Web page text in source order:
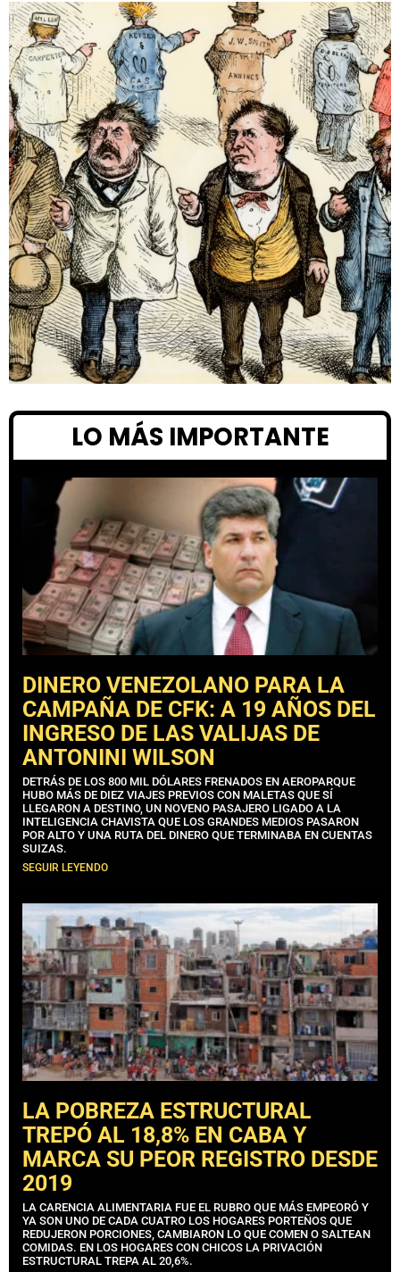
LO MÁS IMPORTANTE
DINERO VENEZOLANO PARA LA
CAMPAÑA DE CFK: A 19 AÑOS DEL
INGRESO DE LAS VALIJAS DE
ANTONINI WILSON
DETRÁS DE LOS 800 MIL DÓLARES FRENADOS EN AEROPARQUE
HUBO MÁS DE DIEZ VIAJES PREVIOS CON MALETAS QUE SÍ
LLEGARON A DESTINO, UN NOVENO PASAJERO LIGADO A LA
INTELIGENCIA CHAVISTA QUE LOS GRANDES MEDIOS PASARON
POR ALTO Y UNA RUTA DEL DINERO QUE TERMINABA EN CUENTAS
SUIZAS.
SEGUIR LEYENDO
LA POBREZA ESTRUCTURAL
TREPÓ AL 18,8% EN CABA Y
MARCA SU PEOR REGISTRO DESDE
2019
LA CARENCIA ALIMENTARIA FUE EL RUBRO QUE MÁS EMPEORÓ Y
YA SON UNO DE CADA CUATRO LOS HOGARES PORTEÑOS QUE
REDUJERON PORCIONES, CAMBIARON LO QUE COMEN O SALTEAN
COMIDAS. EN LOS HOGARES CON CHICOS LA PRIVACIÓN
ESTRUCTURAL TREPA AL 20,6%.